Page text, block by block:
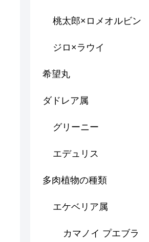
桃太郎×ロメオルビン
ジロ×ラウイ
希望丸
ダドレア属
グリーニー
エデュリス
多肉植物の種類
エケベリア属
カマノイ プエブラ